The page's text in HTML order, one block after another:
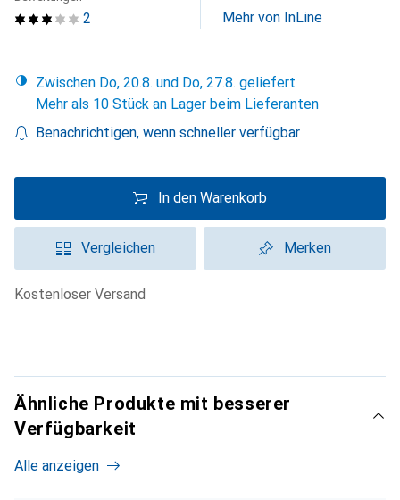
2 Mehr von InLine
Zwischen Do, 20.8. und Do, 27.8. geliefert
Mehr als 10 Stück an Lager beim Lieferanten
Benachrichtigen, wenn schneller verfügbar
In den Warenkorb
Vergleichen Merken
kostenloser Versand
Ähnliche Produkte mit besserer
Verfügbarkeit
Alle anzeigen